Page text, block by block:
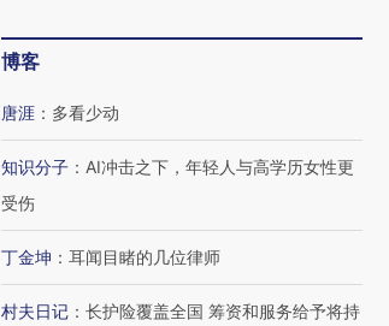
博客
唐涯 ： 多看少动
知识分子 ： AI冲击之下，年轻人与高学历女性更
受伤
丁金坤 ： 耳闻目睹的几位律师
村夫日记 ： 长护险覆盖全国 筹资和服务给予将持